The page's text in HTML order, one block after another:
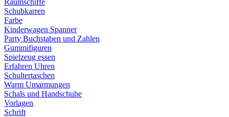
Raumschiffe
Schubkarren
Farbe
Kinderwagen Spanner
Party Buchstaben und Zahlen
Gummifiguren
Spielzeug essen
Erfahren Uhren
Schultertaschen
Warm Umarmungen
Schals und Handschuhe
Vorlagen
Schrift